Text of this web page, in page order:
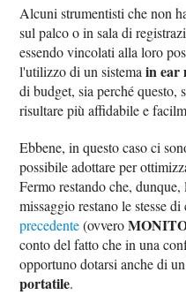
Alcuni strumentisti che non
sul palco o in sala di
essendo vincolati alla loro
l'utilizzo di un sistemain ear
di budget, sia perché questo,
risultare più affidabile e
Ebbene, in questo caso ci
possibile adottare per
Fermo restando che,
missaggio restano le stesse
precedente(ovvero
conto del fatto che in una
opportuno dotarsi anche di
portatile.